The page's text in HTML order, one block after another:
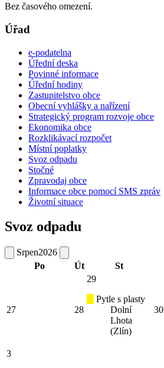
Bez časového omezení.
Úřad
e-podatelna
Úřední deska
Povinné informace
Úřední hodiny
Zastupitelstvo obce
Obecní vyhlášky a nařízení
Strategický program rozvoje obce
Ekonomika obce
Rozklikávací rozpočet
Místní poplatky
Svoz odpadu
Stočné
Zpravodaj obce
Informace obce pomocí SMS zpráv
Životní situace
Svoz odpadu
Srpen2026
Po
Út St
27 28
29
Pytle s plasty
Dolní
Lhota
(Zlín)
30
3